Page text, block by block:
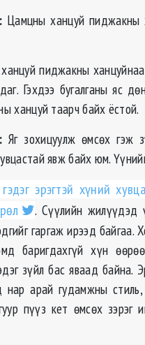
Цамцны ханцуй пиджакны
пиджакны
Гэхдээ бугалганы яс
ханцуй таарч байх ёстой.
Яг зохицуулж өмсөх гэж
явж байх юм.
эрэгтэй хүний
. Сүүлийн жилүүдэд
гаргаж ирээд байгаа.
баригдахгүй хүн
зүйл бас яваад байна.
нар арай гудамжны
пүүз кет өмсөх зэрэг